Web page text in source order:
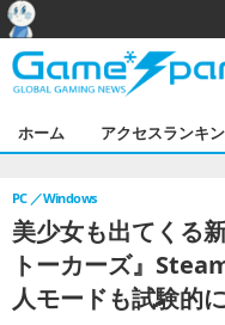
ホーム アクセスランキ
美少女も出てくる
トーカーズ』
人モードも試験的
PC Windows